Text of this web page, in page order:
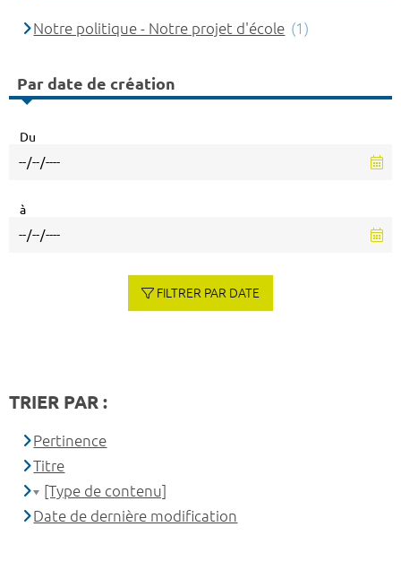
Notre politique - Notre projet d'école (1)
Par date de création
Du
à
FILTRER PAR DATE
TRIER PAR :
Pertinence
Titre
[Type de contenu]
Date de dernière modification